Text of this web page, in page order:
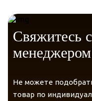
Здоровье.
Messenger
Свяжитесь
Не можете
товар по